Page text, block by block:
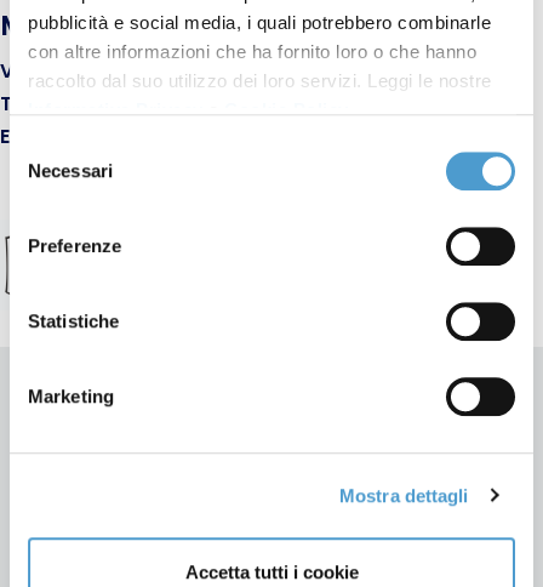
pubblicità e social media, i quali potrebbero combinarle
con altre informazioni che ha fornito loro o che hanno
raccolto dal suo utilizzo dei loro servizi. Leggi le nostre
Selezione
delNecessari
Preferenze
Statistiche
Marketing
Mostra dettagli
Accetta tutti i cookie
MOVIMENTO CONSUMATORI
Via Duomo, 293 - 74123 Taranto (TA)
Tel: 391 331 22 43 - Fax: 178 276 05 70
E-mail:
SPORTELLO ONLINE MC TARANTO
UTENZE E BOLLETTE